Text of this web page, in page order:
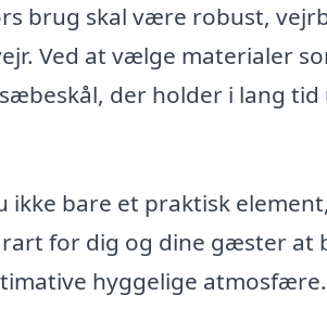
brug skal være robust,
Ved at vælge materialer
der holder i lang
bare et praktisk
for dig og dine gæster at
hyggelige atmosfære.